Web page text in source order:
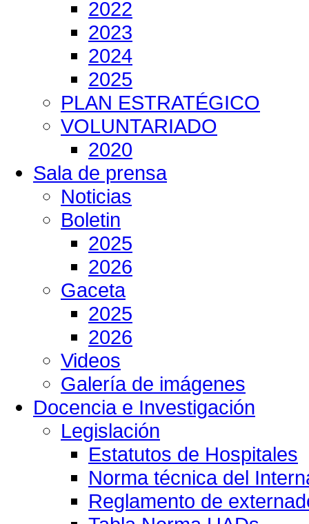
2022
2023
2024
2025
PLAN ESTRATÉGICO
VOLUNTARIADO
2020
Sala de prensa
Noticias
Boletin
2025
2026
Gaceta
2025
2026
Videos
Galería de imágenes
Docencia e Investigación
Legislación
Estatutos de Hospitales
Norma técnica del
Reglamento de